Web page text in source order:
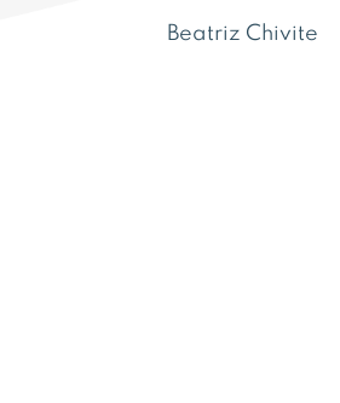
Beatriz Chivite